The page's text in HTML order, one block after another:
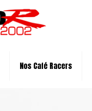
Nos Café Racers